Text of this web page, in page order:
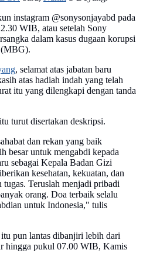
instagram @sonysonjayabd pada
WIB, atau setelah Sony
dalam kasus dugaan korupsi
, selamat atas jabatan baru
atas hadiah indah yang telah
itu yang dilengkapi dengan tanda
turut disertakan deskripsi.
dan rekan yang baik
besar untuk mengabdi kepada
sebagai Kepala Badan Gizi
kesehatan, kekuatan, dan
Teruslah menjadi pribadi
orang. Doa terbaik selalu
untuk Indonesia," tulis
pun lantas dibanjiri lebih dari
hingga pukul 07.00 WIB, Kamis